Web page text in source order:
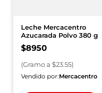
Leche Mercacentro
Azucarada Polvo 380 g
$8950
(Gramoa $23.55)
Vendido por:Mercacentro